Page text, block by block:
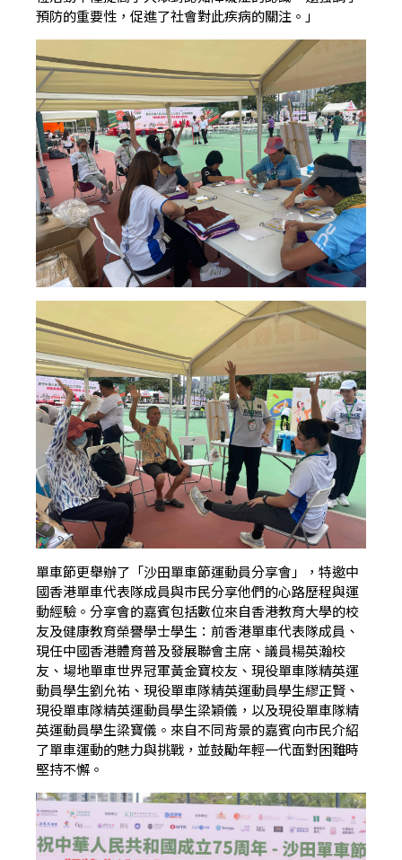
預防的重要性，促進了社會對此疾病的關注。」
單車節更舉辦了「沙田單車節運動員分享會」，特邀中
國香港單車代表隊成員與市民分享他們的心路歷程與運
動經驗。分享會的嘉賓包括數位來自香港教育大學的校
友及健康教育榮譽學士學生：前香港單車代表隊成員、
現任中國香港體育普及發展聯會主席、議員楊英瀚校
友、場地單車世界冠軍黃金寶校友、現役單車隊精英運
動員學生劉允祐、現役單車隊精英運動員學生繆正賢、
現役單車隊精英運動員學生梁穎儀，以及現役單車隊精
英運動員學生梁寶儀。來自不同背景的嘉賓向市民介紹
了單車運動的魅力與挑戰，並鼓勵年輕一代面對困難時
堅持不懈。